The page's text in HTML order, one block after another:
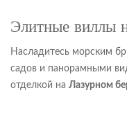
Элитные виллы
Насладитесь морским
садов и панорамными
отделкой на Лазурном